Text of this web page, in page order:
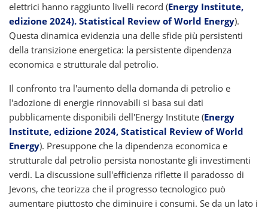
elettrici hanno raggiunto livelli record (Energy Institute,
edizione 2024). Statistical Review of World Energy).
Questa dinamica evidenzia una delle sfide più persistenti
della transizione energetica: la persistente dipendenza
economica e strutturale dal petrolio.
Il confronto tra l'aumento della domanda di petrolio e
l'adozione di energie rinnovabili si basa sui dati
pubblicamente disponibili dell'Energy Institute (Energy
Institute, edizione 2024, Statistical Review of World
Energy). Presuppone che la dipendenza economica e
strutturale dal petrolio persista nonostante gli investimenti
verdi. La discussione sull'efficienza riflette il paradosso di
Jevons, che teorizza che il progresso tecnologico può
aumentare piuttosto che diminuire i consumi. Se da un lato i